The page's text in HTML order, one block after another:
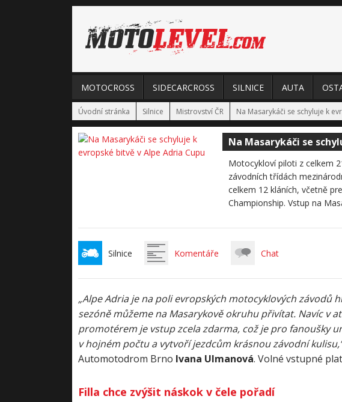
MOTOCROSS SIDECARCROSS SILNICE AUTA
Úvodní stránka Silnice Mistrovství ČR Na Masarykáči se schyluje k
Na Masarykáči se
Motocykloví piloti z celkem
závodních třídách
celkem 12 kláních, včetně
Championship. Vstup na
Silnice Komentáře Chat
„Alpe Adria je na poli evropských motocyklových závodů
sezóně můžeme na Masarykově okruhu přivítat. Navíc v
promotérem je vstup zcela zdarma, což je pro fanoušky
v hojném počtu a vytvoří jezdcům krásnou závodní
Automotodrom Brno Ivana Ulmanová. Volné vstupné
Filla chce zvýšit náskok v čele pořadí